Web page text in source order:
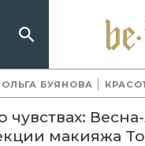
ОЛЬГА БУЯНОВА
чувствах:
макияжа